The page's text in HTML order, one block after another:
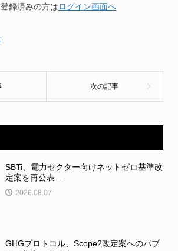
録済みの方はログイン画面へ
SBTi、電力セクター向けネットゼロ基準改
定案を再公表...
2026.08.07
GHGプロトコル、Scope2改定案へのパブ